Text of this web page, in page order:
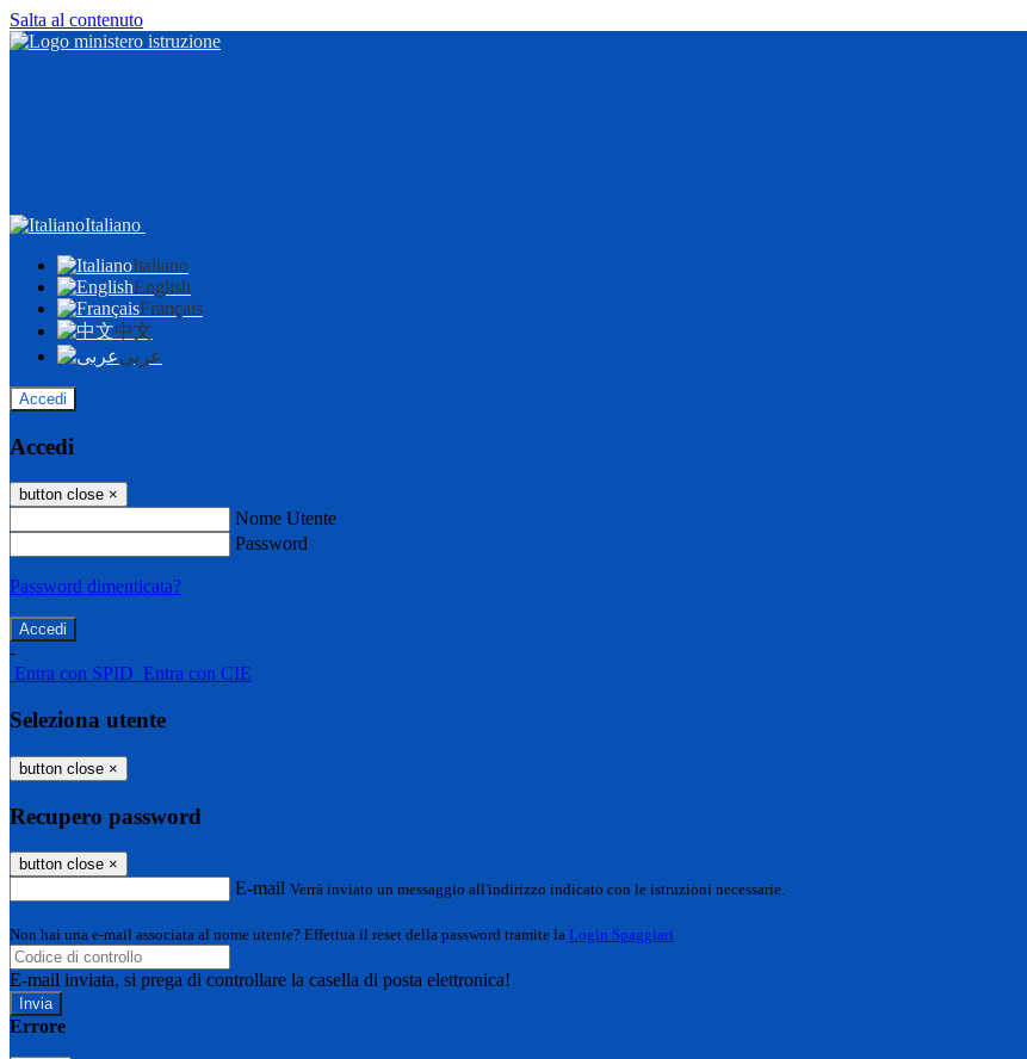
Salta al contenuto
Italiano
Italiano
English
Français
中文
عربى
Accedi
Accedi
button close ×
Nome Utente
Password
Password dimenticata?
-
Entra con SPID Entra con CIE
Seleziona utente
button close ×
Recupero password
button close ×
E-mail Verrà inviato un messaggio all'indirizzo indicato con le istruzioni necessarie.
Non hai una e-mail associata al nome utente? Effettua il reset della password tramite la Login Spaggiari
E-mail inviata, si prega di controllare la casella di posta elettronica!
Errore